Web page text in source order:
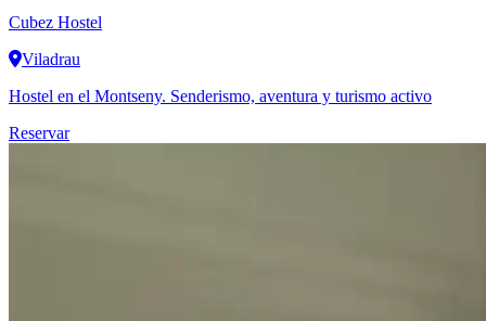
Cubez Hostel
Viladrau
Hostel en el Montseny. Senderismo, aventura y turismo activo
Reservar